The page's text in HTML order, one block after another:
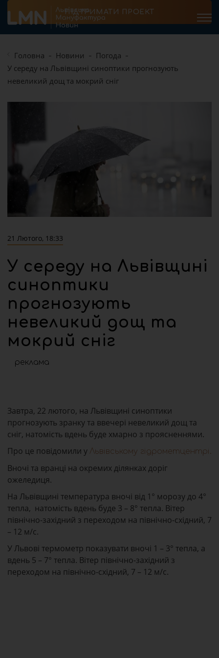
ПІДТРИМАТИ ПРОЕКТ
Головна Новини
Погода
У середу на Львівщині синоптики прогнозують
невеликий дощ та мокрий сніг
21 Лютого, 18:33
У середу на Львівщині
синоптики
прогнозують
невеликий дощ та
мокрий сніг
реклама
Завтра, 22 лютого, на Львівщині синоптики
прогнозують зранку та ввечері невеликий дощ та
сніг, натомість вдень буде хмарно з проясненнями.
Про це повідомили у Львівському гідрометцентрі.
Вночі та вранці на окремих ділянках доріг
ожеледиця.
На Львівщині температура вночі від 1° морозу до 4°
тепла, натомість вдень буде 3 – 8° тепла. Вітер
північно-західний з переходом на північно-східний, 7
– 12 м/с.
У Львові термометр показувати вночі 1 – 3° тепла, а
вдень 5 – 7° тепла. Вітер північно-західний з
переходом на північно-східний, 7 – 12 м/с.